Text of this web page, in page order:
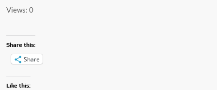
Views: 0
Share this:
Share
Like this: